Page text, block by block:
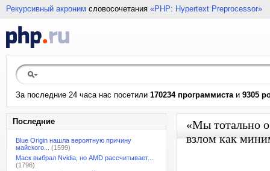
Рекурсивный акроним словосочетания «PHP: Hypertext Preprocessor»
За последние 24 часа нас посетили 170234 программистаи 9305
Последние
Blue Origin нашла вероятную причину
майского...
(1599)
Маск выбрал Nvidia, но AMD рассчитывает...
(1796)
«Мы тотально
взлом как